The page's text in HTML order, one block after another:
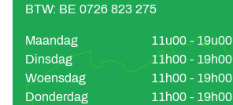
BTW: BE 0726 823 275
Maandag
11u00 - 19u00
Dinsdag
11h00 - 19h00
Woensdag
11h00 - 19h00
Donderdag
11h00 - 19h00